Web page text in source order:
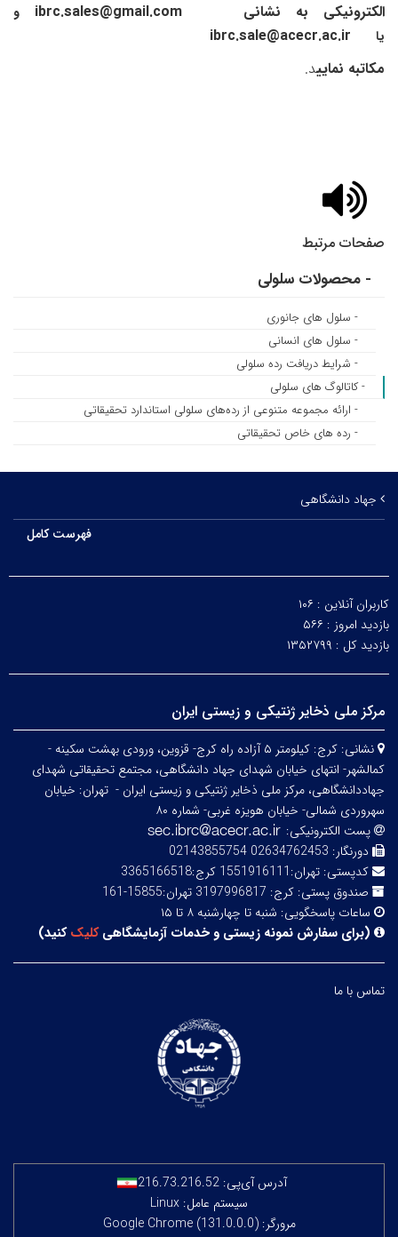
الکترونیکی به نشانی ibrc.sales@gmail.com
و
یا
ibrc.sale@acecr.ac.ir
مکاتبه نمایید.
صفحات مرتبط
- محصولات سلولی
- سلول های جانوری
- سلول های انسانی
- شرایط دریافت رده سلولی
- کاتالوگ های سلولی
- ارائه مجموعه متنوعی از رده‌های سلولی استاندارد تحقیقاتی
- رده های خاص تحقیقاتی
جهاد دانشگاهی
فهرست کامل
کاربران آنلاین : ۱۰۶
بازدید امروز : ۵۶۶
بازدید کل : ۱۳۵۲۷۹۹
مرکز ملی ذخایر ژنتیکی و زیستی ایران
نشانی:
کرج: کیلومتر ۵ آزاده راه کرج- قزوین، ورودی بهشت سکینه -
کمالشهر- انتهای خیابان شهدای جهاد دانشگاهی، مجتمع تحقیقاتی شهدای
جهاددانشگاهی، مرکز ملی ذخایر ژنتیکی و زیستی ایران - تهران: خیابان
سهروردی شمالی- خیابان هویزه غربی- شماره ۸۰
پست الکترونیکی:
دورنگار: 02634762453 02143855754
کدپستی: تهران:1551916111 کرج:3365166518
صندوق پستی: کرج: 3197996817 تهران:15855-161
ساعات پاسخگویی: شنبه تا چهارشنبه ۸ تا ۱۵
(برای سفارش نمونه زیستی و خدمات آزمایشگاهیکلیککنید)
تماس با ما
آدرس آی‌پی: 216.73.216.52
سیستم عامل: Linux
مرورگر: Google Chrome (131.0.0.0)